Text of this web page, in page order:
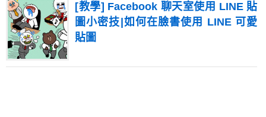
[教學] Facebook 聊天室使用 LINE 貼
圖小密技|如何在臉書使用 LINE 可愛
貼圖